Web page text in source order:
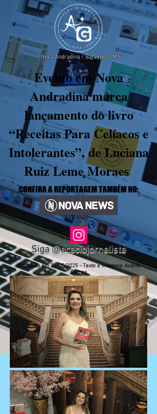
Nova Andradina / Batayporã-MS
Evento em Nova
Andradina marca
lançamento do livro
“Receitas Para Celíacos e
Intolerantes”, de Luciana
Ruiz Leme Moraes
CONFIRA A REPORTAGEM TAMBÉM NO:
Siga @acaciojornalista
Publicado em 22/05/2025 - Texto e Imagens: Acácio
Gomes